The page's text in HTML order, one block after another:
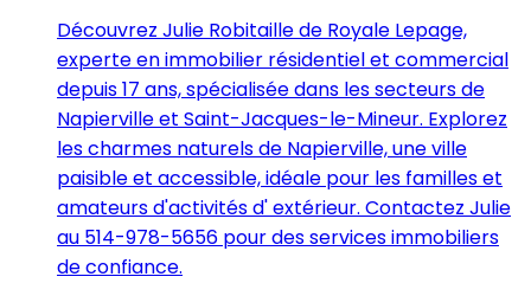
Découvrez Julie Robitaille de Royale Lepage,
experte en immobilier résidentiel et commercial
depuis 17 ans, spécialisée dans les secteurs de
Napierville et Saint-Jacques-le-Mineur. Explorez
les charmes naturels de Napierville, une ville
paisible et accessible, idéale pour les familles et
amateurs d'activités d' extérieur. Contactez Julie
au 514-978-5656 pour des services immobiliers
de confiance.